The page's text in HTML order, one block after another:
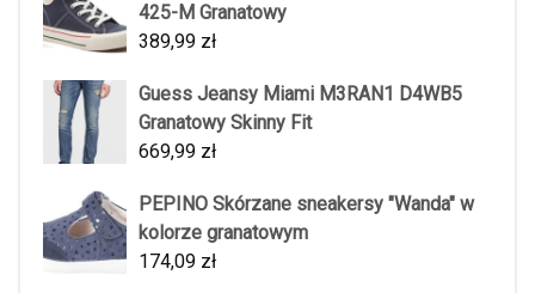
425-M Granatowy
389,99 zł
Guess Jeansy Miami M3RAN1 D4WB5
Granatowy Skinny Fit
669,99 zł
PEPINO Skórzane sneakersy "Wanda" w
kolorze granatowym
174,09 zł